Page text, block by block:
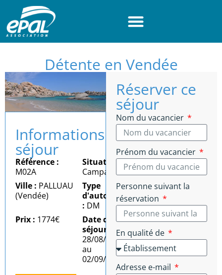
Détente en Vendée
Informations
séjour
Référence :
M02A
Situation :
Campagne
Ville : PALLUAU
(Vendée)
Type
d'autonomie
: DM
Prix : 1774€
Date du
séjour :
Du
28/08/2026
au
02/09/2026
Réserver ce
séjour
Nom du vacancier
Prénom du vacancier
Personne suivant la
réservation
En qualité de
Adresse e-mail
Panneau de gestion des cookies